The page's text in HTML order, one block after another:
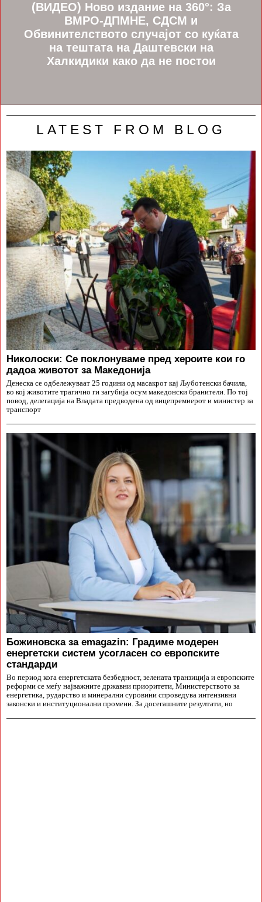
(ВИДЕО) Ново издание на 360°: За
ВМРО-ДПМНЕ, СДСМ и
Обвинителството случајот со куќата
на тештата на Даштевски на
Халкидики како да не постои
LATEST FROM BLOG
Николоски: Се поклонуваме пред хероите кои го
дадоа животот за Македонија
Денеска се одбележуваат 25 години од масакрот кај Љуботенски бачила,
во кој животите трагично ги загубија осум македонски бранители. По тој
повод, делегација на Владата предводена од вицепремиерот и министер за
транспорт
Божиновска за emagazin: Градиме модерен
енергетски систем усогласен со европските
стандарди
Во период кога енергетската безбедност, зелената транзиција и европските
реформи се меѓу најважните државни приоритети, Министерството за
енергетика, рударство и минерални суровини спроведува интензивни
законски и институционални промени. За досегашните резултати, но